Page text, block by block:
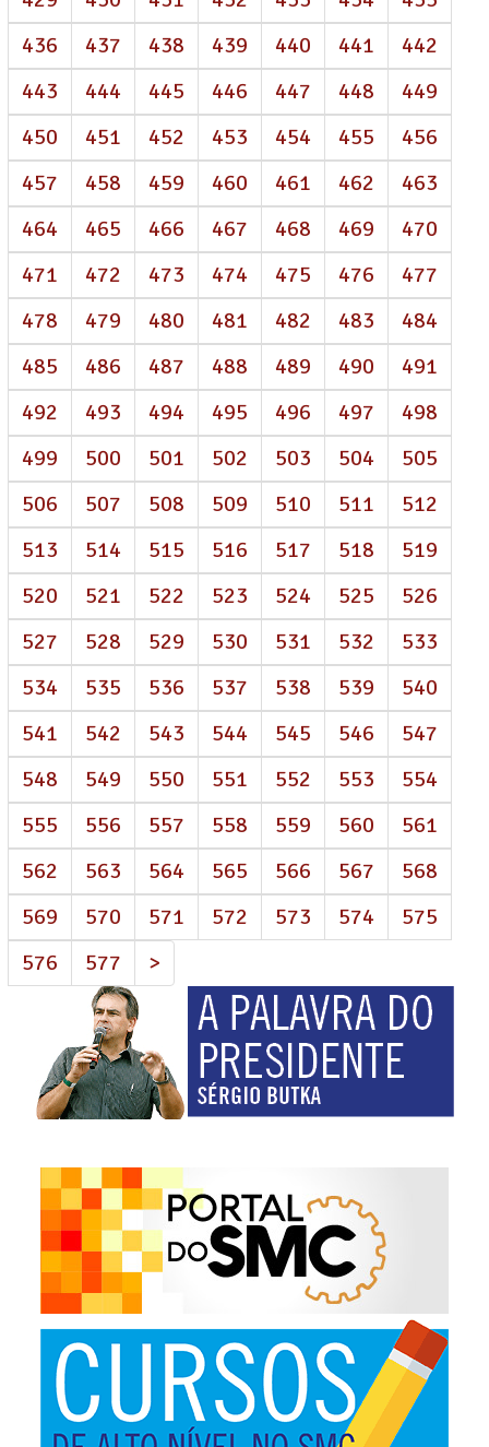
436
437 438 439 440 441
442
443
444 445 446 447 448
449
450
451 452 453 454 455
456
457
458 459 460 461 462
463
464
465 466 467 468 469
470
471
472 473 474 475 476
477
478
479 480 481 482 483
484
485
486 487 488 489 490
491
492
493 494 495 496 497
498
499
500 501 502 503 504
505
506
507 508 509 510 511
512
513
514 515 516 517 518
519
520
521 522 523 524 525
526
527
528 529 530 531 532
533
534
535 536 537 538 539
540
541
542 543 544 545 546
547
548
549 550 551 552 553
554
555
556 557 558 559 560
561
562
563 564 565 566 567
568
569
570 571 572 573 574
575
576
577 >